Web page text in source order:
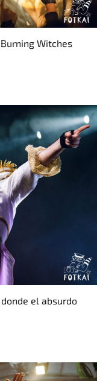
Witches
el absurdo